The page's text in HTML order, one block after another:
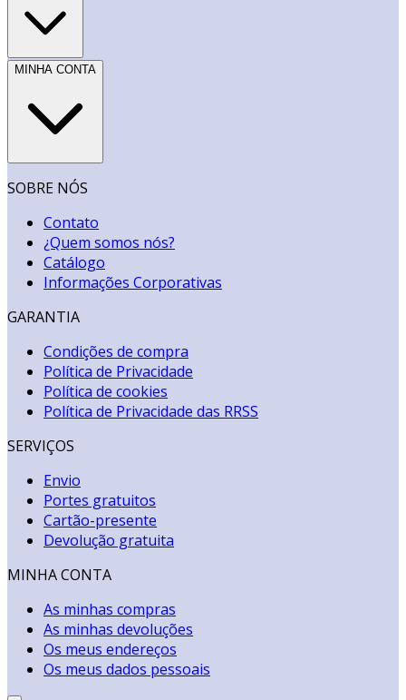
MINHA CONTA
SOBRE NÓS
Contato
¿Quem somos nós?
Catálogo
Informações Corporativas
GARANTIA
Condições de compra
Política de Privacidade
Política de cookies
Política de Privacidade das RRSS
SERVIÇOS
Envio
Portes gratuitos
Cartão-presente
Devolução gratuita
MINHA CONTA
As minhas compras
As minhas devoluções
Os meus endereços
Os meus dados pessoais